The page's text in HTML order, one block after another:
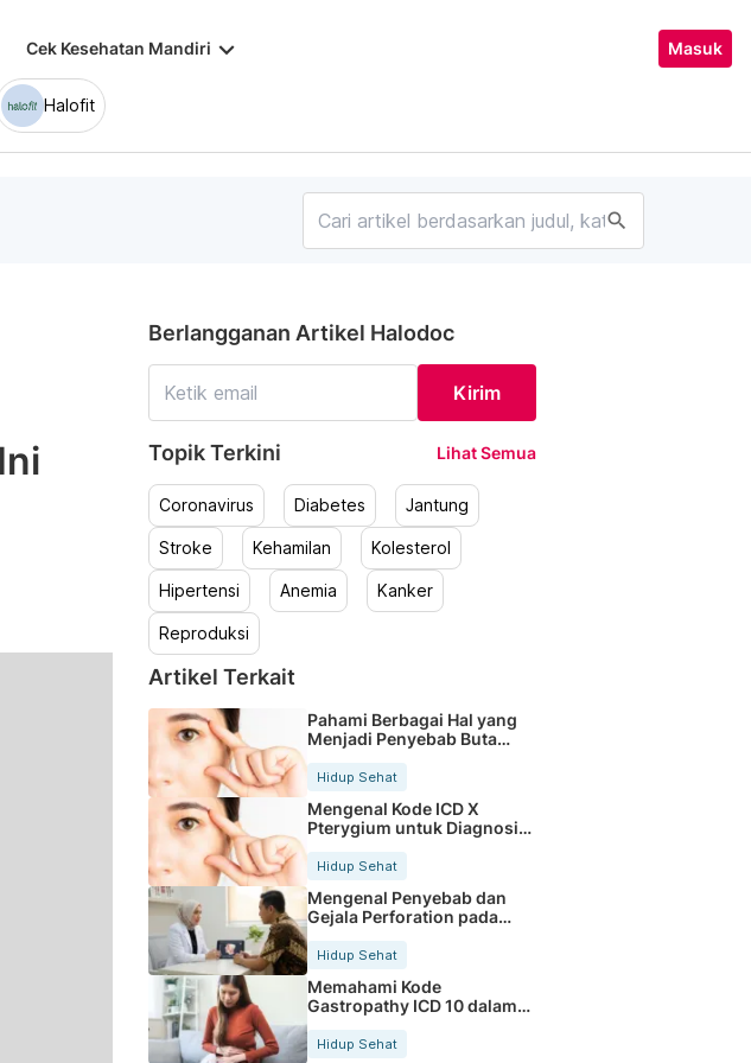
Cek Kesehatan Mandiri keyboard_arrow_down Masuk
Halofit
search
Berlangganan Artikel Halodoc
Kirim
Topik Terkini Lihat Semua
Coronavirus Diabetes Jantung
Stroke Kehamilan Kolesterol
Hipertensi Anemia Kanker
Reproduksi
Artikel Terkait
Pahami Berbagai Hal yang
Menjadi Penyebab Buta
Hidup Sehat
Mengenal Kode ICD X
Pterygium untuk Diagnosis
Hidup Sehat
Mengenal Penyebab dan
Gejala Perforation pada
Tubuh
Hidup Sehat
Memahami Kode
Gastropathy ICD 10 dalam
Rekam Medis Pasien
Hidup Sehat